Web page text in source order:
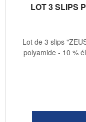
LOT 3 SLIPS
Lot de 3 slips
polyamide - 10 %